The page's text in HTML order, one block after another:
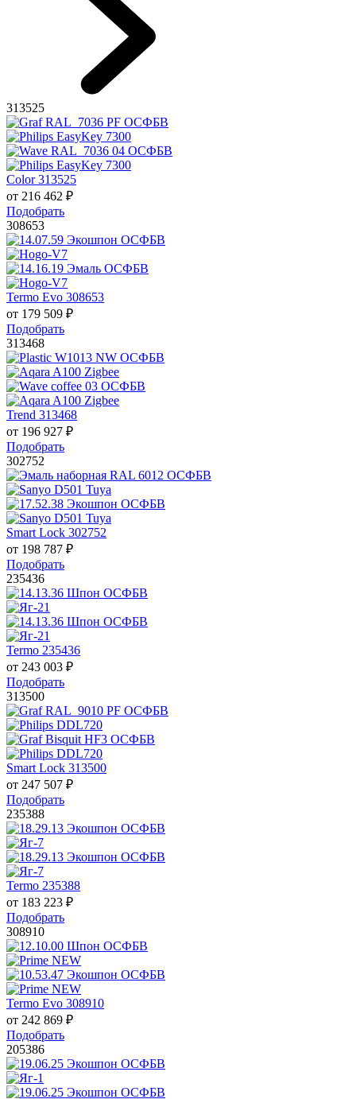
313525
Color 313525
от 216 462 ₽
Подобрать
308653
Termo Evo 308653
от 179 509 ₽
Подобрать
313468
Trend 313468
от 196 927 ₽
Подобрать
302752
Smart Lock 302752
от 198 787 ₽
Подобрать
235436
Termo 235436
от 243 003 ₽
Подобрать
313500
Smart Lock 313500
от 247 507 ₽
Подобрать
235388
Termo 235388
от 183 223 ₽
Подобрать
308910
Termo Evo 308910
от 242 869 ₽
Подобрать
205386